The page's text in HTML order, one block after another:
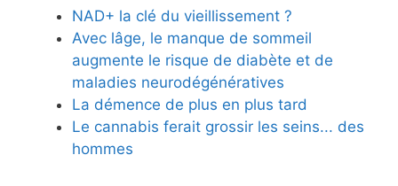
NAD+ la clé du vieillissement ?
Avec lâge, le manque de sommeil
augmente le risque de diabète et de
maladies neurodégénératives
La démence de plus en plus tard
Le cannabis ferait grossir les seins... des
hommes